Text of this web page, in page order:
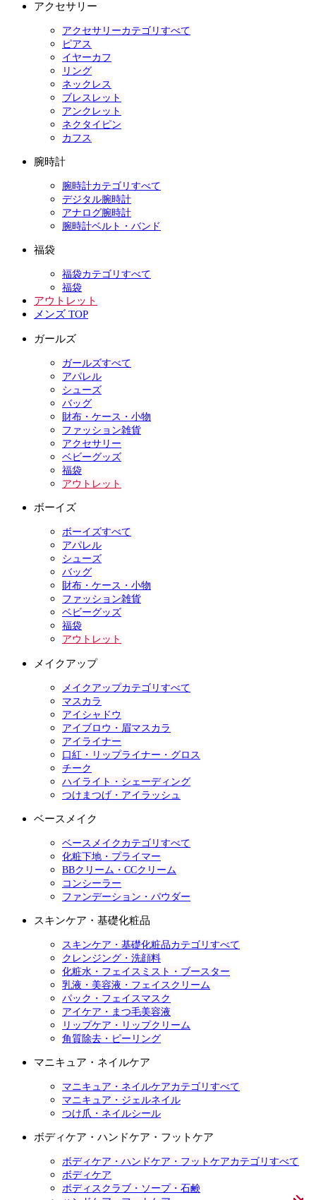
アクセサリー
アクセサリーカテゴリすべて
ピアス
イヤーカフ
リング
ネックレス
ブレスレット
アンクレット
ネクタイピン
カフス
腕時計
腕時計カテゴリすべて
デジタル腕時計
アナログ腕時計
腕時計ベルト・バンド
福袋
福袋カテゴリすべて
福袋
アウトレット
メンズ TOP
ガールズ
ガールズすべて
アパレル
シューズ
バッグ
財布・ケース・小物
ファッション雑貨
アクセサリー
ベビーグッズ
福袋
アウトレット
ボーイズ
ボーイズすべて
アパレル
シューズ
バッグ
財布・ケース・小物
ファッション雑貨
ベビーグッズ
福袋
アウトレット
メイクアップ
メイクアップカテゴリすべて
マスカラ
アイシャドウ
アイブロウ・眉マスカラ
アイライナー
口紅・リップライナー・グロス
チーク
ハイライト・シェーディング
つけまつげ・アイラッシュ
ベースメイク
ベースメイクカテゴリすべて
化粧下地・プライマー
BBクリーム・CCクリーム
コンシーラー
ファンデーション・パウダー
スキンケア・基礎化粧品
スキンケア・基礎化粧品カテゴリすべて
クレンジング・洗顔料
化粧水・フェイスミスト・ブースター
乳液・美容液・フェイスクリーム
パック・フェイスマスク
アイケア・まつ毛美容液
リップケア・リップクリーム
角質除去・ピーリング
マニキュア・ネイルケア
マニキュア・ネイルケアカテゴリすべて
マニキュア・ジェルネイル
つけ爪・ネイルシール
ボディケア・ハンドケア・フットケア
ボディケア・ハンドケア・フットケアカテゴリすべて
ボディケア
ボディスクラブ・ソープ・石鹸